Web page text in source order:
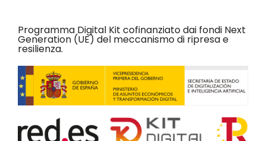
Programma Digital Kit cofinanziato dai fondi Next
Generation (UE) del meccanismo di ripresa e
resilienza.